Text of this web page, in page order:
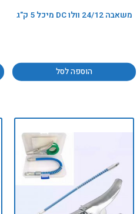
משאבה 24/12 וולו DC מיכל 5 ק"ג
הוספה לסל